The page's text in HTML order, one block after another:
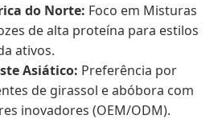
do Norte: Foco em Misturas
de alta proteína para estilos
ativos.
Asiático: Preferência por
de girassol e abóbora com
inovadores (OEM/ODM).